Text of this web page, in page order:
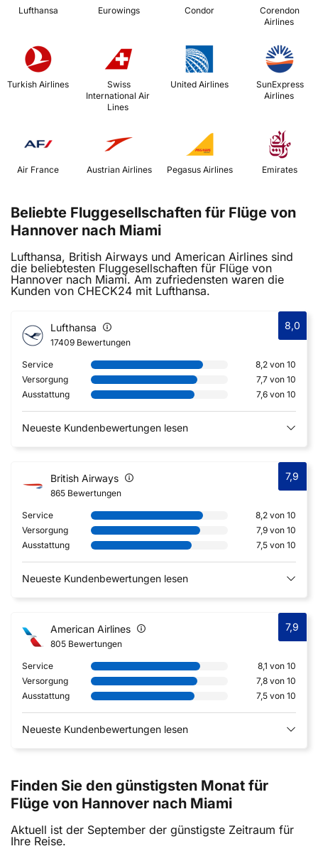
Lufthansa Eurowings Condor
Corendon
Airlines
Turkish Airlines
International Air
Lines
United Airlines
Airlines
Air France Austrian Airlines Emirates
Beliebte Fluggesellschaften für Flüge von
Hannover nach Miami
Lufthansa, British Airways und American Airlines sind
die beliebtesten Fluggesellschaften für Flüge von
Hannover nach Miami. Am zufriedensten waren die
Kunden von CHECK24 mit Lufthansa.
Lufthansa
17409 Bewertungen
8,0
Service
8,2 von 10
Versorgung
7,7 von 10
Ausstattung
7,6 von 10
Neueste Kundenbewertungen lesen
British Airways
865 Bewertungen
7,9
Service
8,2 von 10
Versorgung
7,9 von 10
Ausstattung
7,5 von 10
Neueste Kundenbewertungen lesen
American Airlines
805 Bewertungen
7,9
Service
8,1 von 10
Versorgung
7,8 von 10
Ausstattung
7,5 von 10
Neueste Kundenbewertungen lesen
Finden Sie den günstigsten Monat für
Flüge von Hannover nach Miami
Aktuell ist der September der günstigste Zeitraum für
Ihre Reise.